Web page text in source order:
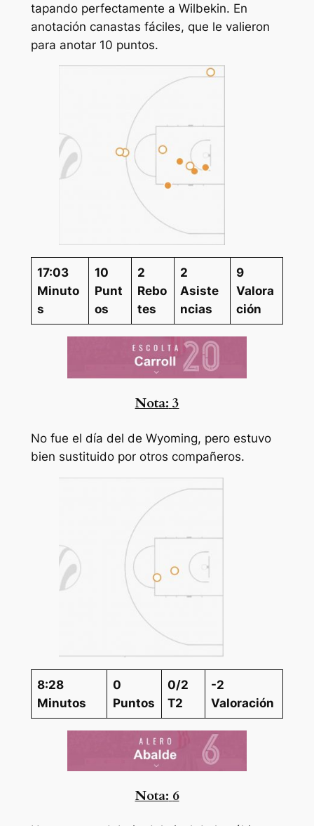
tapando perfectamente a Wilbekin. En
anotación canastas fáciles, que le valieron
para anotar 10 puntos.
17:03
Minuto
s
10
Punt
os
2
Rebo
tes
2
Asiste
ncias
9
Valora
ción
Nota: 3
No fue el día del de Wyoming, pero estuvo
bien sustituido por otros compañeros.
8:28
Minutos
0
Puntos
0/2
T2
-2
Valoración
Nota: 6